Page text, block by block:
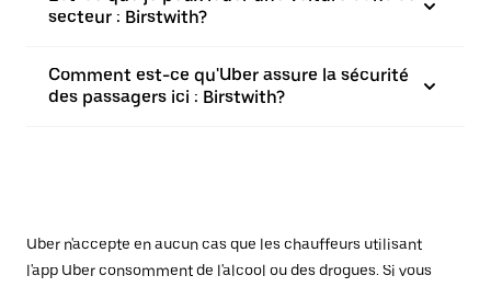
secteur : Birstwith?
Comment est-ce qu'Uber assure la sécurité
des passagers ici : Birstwith?
Uber n'accepte en aucun cas que les chauffeurs utilisant
l'app Uber consomment de l'alcool ou des drogues. Si vous